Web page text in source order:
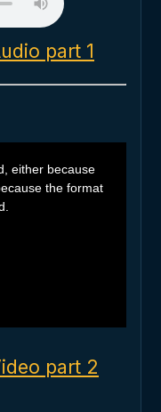
part 1
either because
the format
part 2